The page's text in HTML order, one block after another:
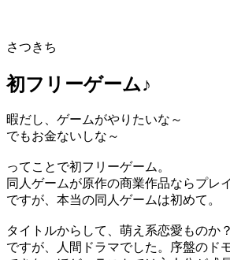
さつきち
初フリーゲーム♪
暇だし、ゲームがやりたいな～
でもお金ないしな～
ってことで初フリーゲーム。
同人ゲームが原作の商業作品ならプレ
ですが、本当の同人ゲームは初めて。
タイトルからして、萌え系恋愛もの
ですが、人間ドラマでした。序盤のド